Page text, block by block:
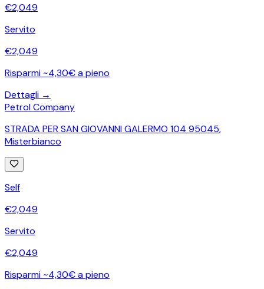
€2,049
Servito
€2,049
Risparmi ~4,30€ a pieno
Dettagli →
Petrol Company
STRADA PER SAN GIOVANNI GALERMO 104 95045,
Misterbianco
Self
€2,049
Servito
€2,049
Risparmi ~4,30€ a pieno